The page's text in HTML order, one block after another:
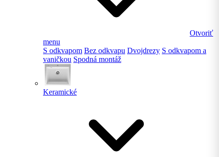
Otvoriť
menu
S odkvapom Bez odkvapu Dvojdrezy S odkvapom a
vaničkou Spodná montáž
Keramické